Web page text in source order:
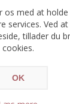
Ikke på
os med at holde
services. Ved
tillader du
cookies.
OK